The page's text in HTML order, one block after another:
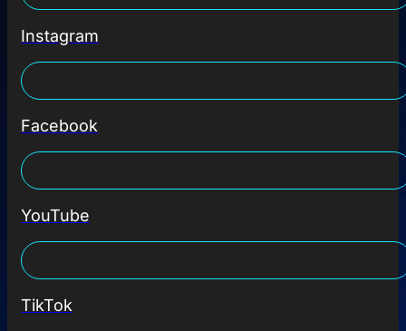
Instagram
Facebook
YouTube
TikTok